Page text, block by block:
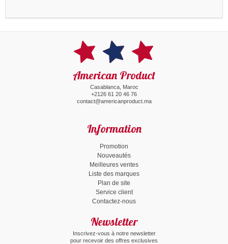
American Product
Casablanca, Maroc
+2126 61 20 46 76
contact@americanproduct.ma
Information
Promotion
Nouveautés
Meilleures ventes
Liste des marques
Plan de site
Service client
Contactez-nous
Newsletter
Inscrivez-vous à notre newsletter
pour recevoir des offres exclusives